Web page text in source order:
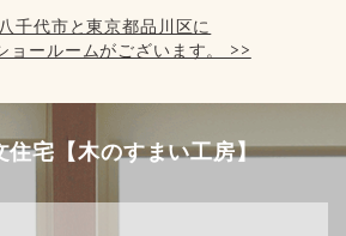
千代市と東京都品川区に
ョールームがございます。 >>
住宅【木のすまい工房】